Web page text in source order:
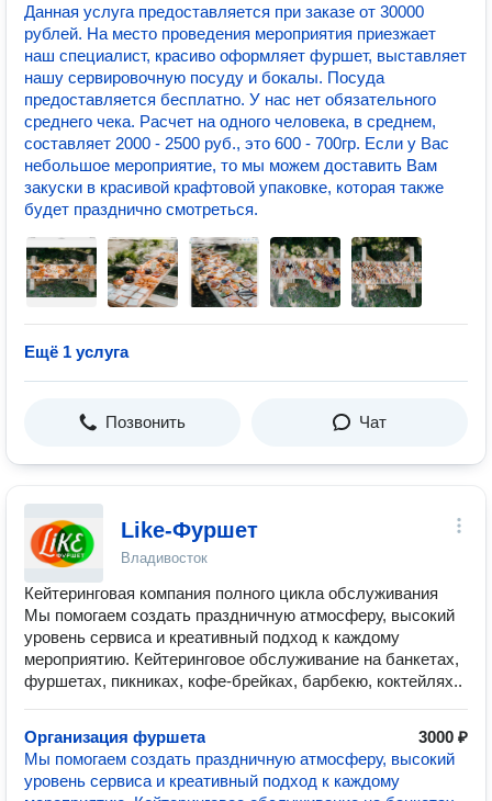
Данная услуга предоставляется при заказе от 30000
рублей. На место проведения мероприятия приезжает
наш специалист, красиво оформляет фуршет, выставляет
нашу сервировочную посуду и бокалы. Посуда
предоставляется бесплатно. У нас нет обязательного
среднего чека. Расчет на одного человека, в среднем,
составляет 2000 - 2500 руб., это 600 - 700гр. Если у Вас
небольшое мероприятие, то мы можем доставить Вам
закуски в красивой крафтовой упаковке, которая также
будет празднично смотреться.
Ещё 1 услуга
Позвонить Чат
Like-Фуршет
Владивосток
Кейтеринговая компания полного цикла обслуживания
Мы помогаем создать праздничную атмосферу, высокий
уровень сервиса и креативный подход к каждому
мероприятию. Кейтеринговое обслуживание на банкетах,
фуршетах, пикниках, кофе-брейках, барбекю, коктейлях..
Организация фуршета
3000 ₽
Мы помогаем создать праздничную атмосферу, высокий
уровень сервиса и креативный подход к каждому